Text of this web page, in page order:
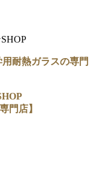
耐熱ガラスの専門
門店】